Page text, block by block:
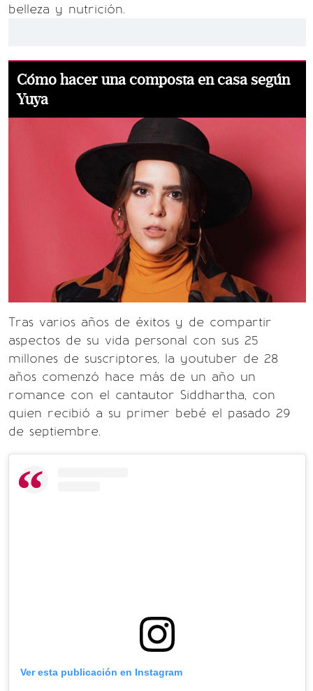
belleza y nutrición.
Cómo hacer una composta en casa según
Yuya
Tras varios años de éxitos y de compartir
aspectos de su vida personal con sus 25
millones de suscriptores, la youtuber de 28
años comenzó hace más de un año un
romance con el cantautor Siddhartha, con
quien recibió a su primer bebé el pasado 29
de septiembre.
Ver esta publicación en Instagram